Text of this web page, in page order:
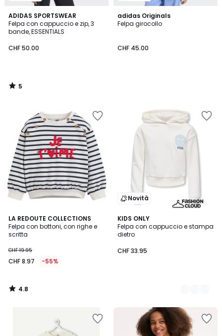
ADIDAS SPORTSWEAR
Felpa con cappuccio e zip, 3
bande, ESSENTIALS
CHF 50.00
5
/
5
5
/
adidas Originals
Felpa girocollo
CHF 45.00
LA REDOUTE COLLECTIONS
Felpa con bottoni, con righe e
scritta
CHF 19.95
CHF 8.97 -55%
4.8
/ 5
4.8
/
Novità
KIDS ONLY
Felpa con cappuccio e stampa
dietro
CHF 33.95
2
Colori